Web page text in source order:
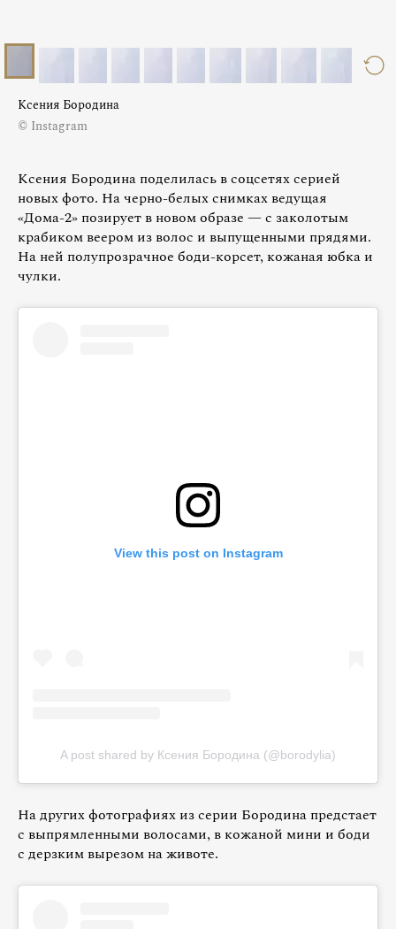
Ксения Бородина
© Instagram
Ксения Бородина поделилась в соцсетях серией
новых фото. На черно-белых снимках ведущая
«Дома-2» позирует в новом образе — с заколотым
крабиком веером из волос и выпущенными прядями.
На ней полупрозрачное боди-корсет, кожаная юбка и
чулки.
View this post on Instagram
A post shared by Ксения Бородина (@borodylia)
На других фотографиях из серии Бородина предстает
с выпрямленными волосами, в кожаной мини и боди
с дерзким вырезом на животе.